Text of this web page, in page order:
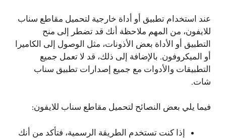
عند استخدام تطبيق أو أداة خارجية لتحميل مقاطع سناب
للايفون، من المهم ملاحظة أنك قد تضطر إلى منح
التطبيق أو الأداة بعض الأذونات، مثل الوصول إلى الكاميرا
أو الميكروفون. بالإضافة إلى ذلك، قد لا تعمل جميع
التطبيقات والأدوات مع جميع إصدارات تطبيق سناب
شات.
فيما يلي بعض النصائح لتحميل مقاطع سناب للايفون:
إذا كنت تستخدم الطريقة الرسمية، فتأكد من أنك